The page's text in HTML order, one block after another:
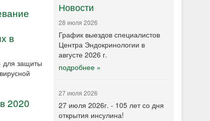
в
для защиты
2020
Новости
28 июля 2026
График выездов специалистов
Центра Эндокринологии в
августе 2026 г.
подробнее »
27 июля 2026
27 июля 2026г. - 105 лет со дня
открытия инсулина!